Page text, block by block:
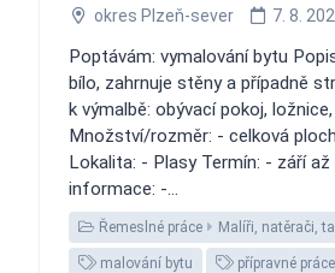
okres Plzeň-sever 7. 8.
Poptávám: vymalování bytu
bílo, zahrnuje stěny a případně
k výmalbě: obývací pokoj,
Množství/rozměr: - celková
Lokalita: - Plasy Termín: - září až
informace: -...
Řemeslné práce Malíři, natěrači,
malování bytu přípravné práce